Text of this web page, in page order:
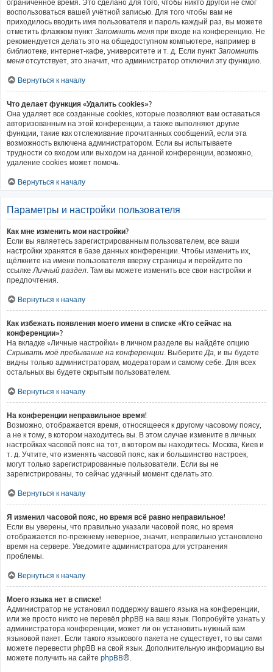
ограниченное время. Это сделано для того, чтобы никто другой не смог
воспользоваться вашей учётной записью. Для того чтобы вам не
приходилось вводить имя пользователя и пароль каждый раз, вы можете
отметить флажком пункт Запомнить меня при входе на конференцию. Не
рекомендуется делать это на общедоступном компьютере, например в
библиотеке, интернет-кафе, университете и т. д. Если пункт Запомнить
меня отсутствует, это значит, что администратор отключил эту функцию.
Вернуться к началу
Что делает функция «Удалить cookies»?
Она удаляет все созданные cookies, которые позволяют вам оставаться
авторизованным на этой конференции, а также выполняют другие
функции, такие как отслеживание прочитанных сообщений, если эта
возможность включена администратором. Если вы испытываете
трудности со входом или выходом на данной конференции, возможно,
удаление cookies может помочь.
Вернуться к началу
Параметры и настройки пользователя
Как мне изменить мои настройки?
Если вы являетесь зарегистрированным пользователем, все ваши
настройки хранятся в базе данных конференции. Чтобы изменить их,
щёлкните на имени пользователя вверху страницы и перейдите по
ссылкеЛичный раздел. Там вы можете изменить все свои настройки и
предпочтения.
Вернуться к началу
Как избежать появления моего имени в списке «Кто сейчас на
конференции»?
На вкладке «Личные настройки» в личном разделе вы найдёте опцию
Скрывать моё пребывание на конференции. ВыберитеДа, и вы будете
видны только администраторам, модераторам и самому себе. Для всех
остальных вы будете скрытым пользователем.
Вернуться к началу
На конференции неправильное время!
Возможно, отображается время, относящееся к другому часовому поясу,
а не к тому, в котором находитесь вы. В этом случае измените в личных
настройках часовой пояс на тот, в котором вы находитесь: Москва, Киев и
т. д. Учтите, что изменять часовой пояс, как и большинство настроек,
могут только зарегистрированные пользователи. Если вы не
зарегистрированы, то сейчас удачный момент сделать это.
Вернуться к началу
Я изменил часовой пояс, но время всё равно неправильное!
Если вы уверены, что правильно указали часовой пояс, но время
отображается по-прежнему неверное, значит, неправильно установлено
время на сервере. Уведомите администратора для устранения
проблемы.
Вернуться к началу
Моего языка нет в списке!
Администратор не установил поддержку вашего языка на конференции,
или же просто никто не перевёл phpBB на ваш язык. Попробуйте узнать у
администратора конференции, может ли он установить нужный вам
языковой пакет. Если такого языкового пакета не существует, то вы сами
можете перевести phpBB на свой язык. Дополнительную информацию вы
можете получить на сайте phpBB®.